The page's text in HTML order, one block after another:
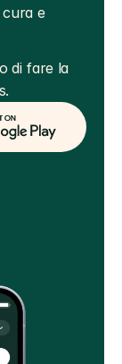
e
di fare la